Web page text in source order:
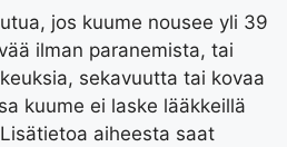
jos kuume nousee yli 39
ilman paranemista, tai
sekavuutta tai kovaa
kuume ei laske lääkkeillä
aiheesta saat